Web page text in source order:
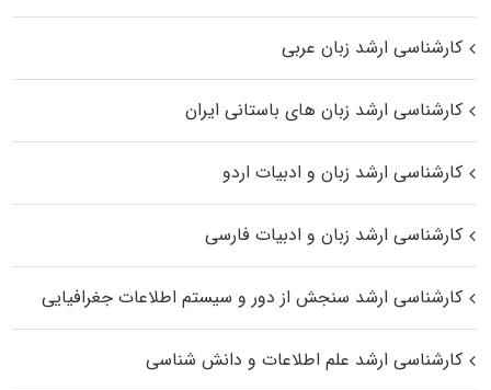
کارشناسی ارشد زبان عربی
کارشناسی ارشد زبان‌ های باستانی ایران
کارشناسی ارشد زبان و ادبیات اردو
کارشناسی ارشد زبان و ادبیات فارسی
کارشناسی ارشد سنجش از دور و سیستم اطلاعات جغرافیایی
کارشناسی ارشد علم اطلاعات و دانش شناسی